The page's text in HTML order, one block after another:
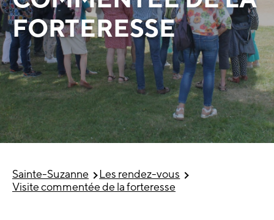
Sainte-Suzanne
Les rendez-vous
Visite commentée de la forteresse
FORTERESSE